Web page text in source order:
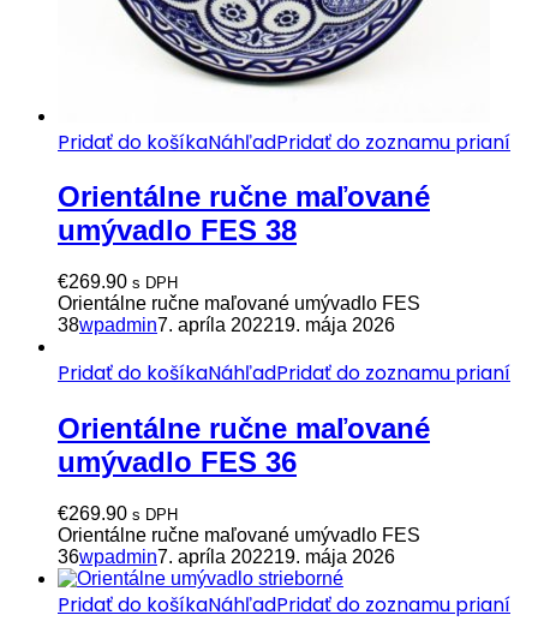
Pridať do košíkaNáhľadPridať do zoznamu prianí
Orientálne ručne maľované
umývadlo FES 38
€269.90 s DPH
Orientálne ručne maľované umývadlo FES
38wpadmin7. apríla 202219. mája 2026
Pridať do košíkaNáhľadPridať do zoznamu prianí
Orientálne ručne maľované
umývadlo FES 36
€269.90 s DPH
Orientálne ručne maľované umývadlo FES
36wpadmin7. apríla 202219. mája 2026
Pridať do košíkaNáhľadPridať do zoznamu prianí